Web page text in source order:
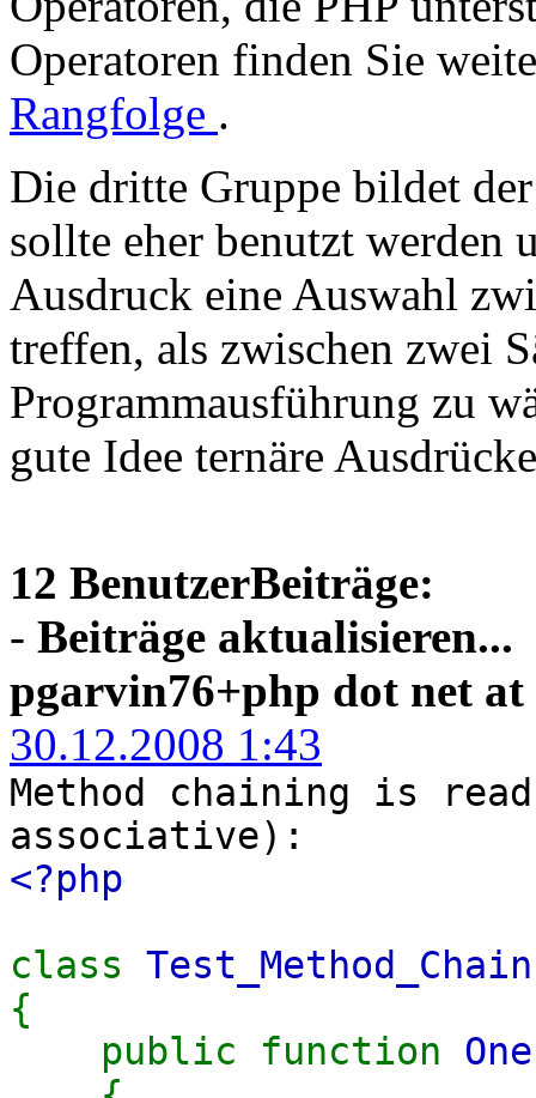
Operatoren finden Sie
Rangfolge .
Die dritte Gruppe bildet
sollte eher benutzt werden
Ausdruck eine Auswahl
treffen, als zwischen zwei
Programmausführung zu
gute Idee ternäre
12 BenutzerBeiträge:
- Beiträge aktualisieren...
pgarvin76+php dot net
30.12.2008 1:43
Method chaining is
associative):
<?php
class Test_Method_Chain
{
public function One